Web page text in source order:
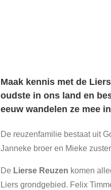
Maak kennis met de
oudste in ons land en
eeuw wandelen ze mee
De reuzenfamilie bestaat uit
Janneke broer en Mieke
De Lierse Reuzen komen
Liers grondgebied. Felix